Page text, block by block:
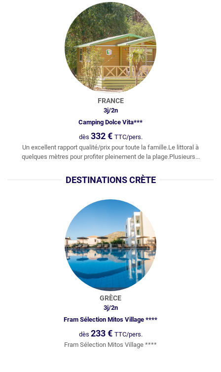
FRANCE
3j/2n
Camping Dolce Vita***
dès 332€ TTC/pers.
Un excellent rapport qualité/prix pour toute la famille.Le littoral à
quelques mètres pour profiter pleinement de la plage.Plusieurs...
DESTINATIONS CRÈTE
GRÈCE
3j/2n
Fram Sélection Mitos Village ****
dès 233€ TTC/pers.
Fram Sélection Mitos Village ****